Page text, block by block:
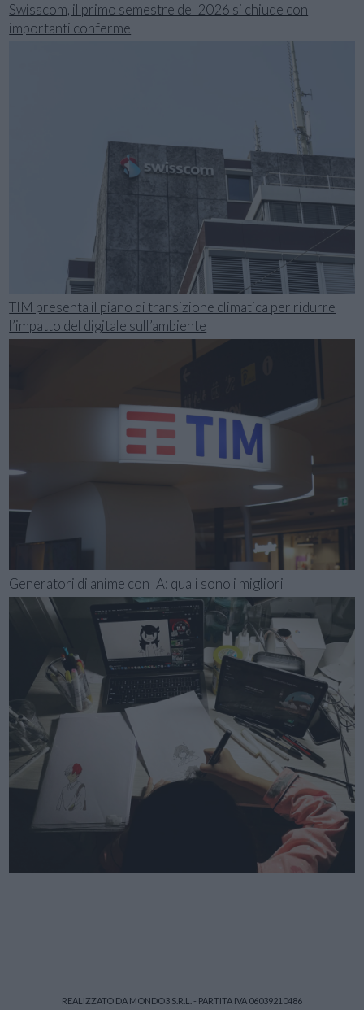
Swisscom, il primo semestre del 2026 si chiude con
importanti conferme
TIM presenta il piano di transizione climatica per ridurre
l’impatto del digitale sull’ambiente
Generatori di anime con IA: quali sono i migliori
REALIZZATO DA MONDO3 S.R.L. - PARTITA IVA 06039210486